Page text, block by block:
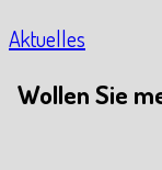
Aktuelles
Wollen Sie